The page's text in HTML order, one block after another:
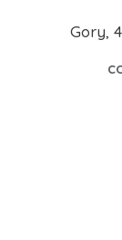
Gory,